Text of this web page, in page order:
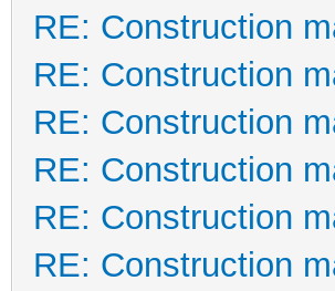
RE: Construction
RE: Construction
RE: Construction
RE: Construction
RE: Construction
RE: Construction